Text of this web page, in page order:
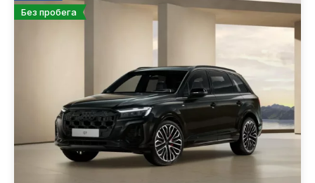
Без пробега